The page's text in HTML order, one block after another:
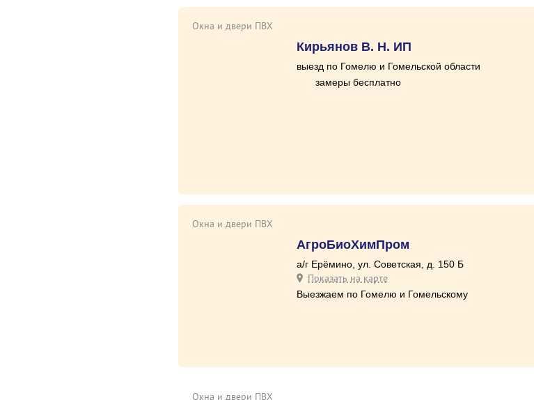
Окна и двери ПВХ
Кирьянов В. Н. ИП
выезд по Гомелю и Гомельской области
замеры бесплатно
Окна и двери ПВХ
АгроБиоХимПром
а/г Ерёмино, ул. Советская, д. 150 Б
Показать на карте
Выезжаем по Гомелю и Гомельскому
Окна и двери ПВХ